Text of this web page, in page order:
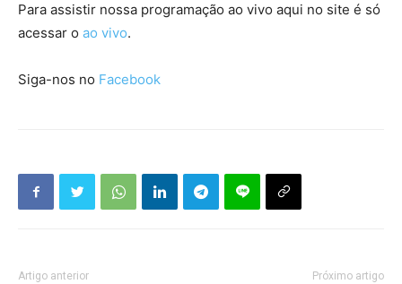
Para assistir nossa programação ao vivo aqui no site é só
acessar o ao vivo.
Siga-nos no Facebook
Artigo anterior Próximo artigo